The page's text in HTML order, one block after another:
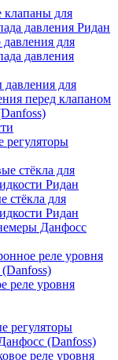
для
давления Ридан
для
давления
для
перед клапаном
стёкла для
Ридан
стёкла для
Ридан
Данфосс
реле уровня
реле уровня
регуляторы
(Danfoss)
реле уровня